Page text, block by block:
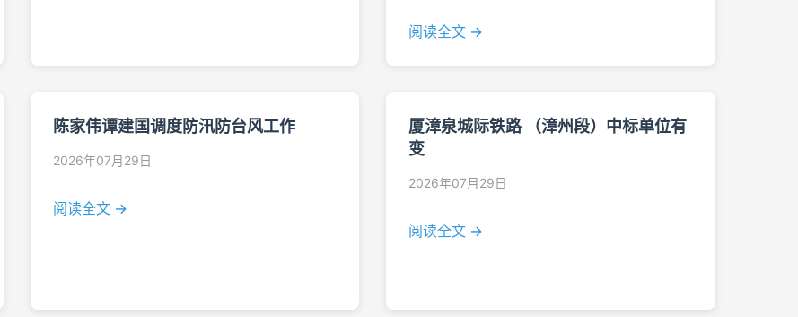
阅读全文 →
陈家伟谭建国调度防汛防台风工作
2026年07月29日
阅读全文 →
厦漳泉城际铁路 （漳州段）中标单位有
变
2026年07月29日
阅读全文 →